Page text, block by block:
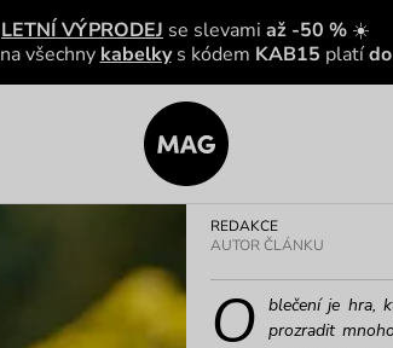
LETNÍ VÝPRODEJ se slevami až -50 % ☀️
na všechny kabelky s kódem KAB15 platí
REDAKCE
AUTOR ČLÁNKU
O blečení je hra,
prozradit